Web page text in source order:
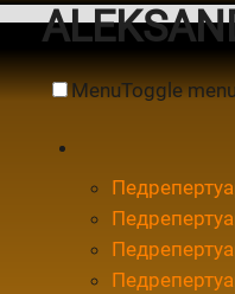
MenuToggle